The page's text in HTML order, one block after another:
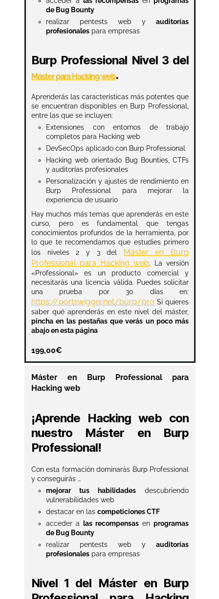
de Bug Bounty
realizar pentests web y auditorías
profesionales para empresas
Burp Professional Nivel 3 del
Máster para Hacking web.
Aprenderás las características más potentes que
se encuentran disponibles en Burp Professional,
entre las que se incluyen:
Extensiones con entornos de trabajo
completos para Hacking web
DevSecOps aplicado con Burp Professional
Hacking web orientado Bug Bounties, CTFs
y auditorías profesionales
Personalización y ajustes de rendimiento en
Burp Professional para mejorar la
experiencia de usuario
Hay muchos más temas que aprenderás en este
curso, pero es fundamental que tengas
conocimientos profundos de la herramienta, por
lo que te recomendamos que estudies primero
los niveles 2 y 3 del
Máster en Burp
Professional para Hacking web. La versión
«Professional» es un producto comercial y
necesitarás una licencia válida. Puedes solicitar
una prueba por 30 días en:
https://portswigger.net/burp/pro Si quieres
saber qué aprenderás en este nivel del máster,
pincha en las pestañas que verás un poco más
abajo en esta página
199,00€
Máster en Burp Professional para
Hacking web
¡Aprende Hacking web con
nuestro Máster en Burp
Professional!
Con esta formación dominarás Burp Professional
y conseguirás …
mejorar tus habilidades descubriendo
vulnerabilidades web
destacar en las competiciones CTF
acceder a las recompensas en programas
de Bug Bounty
realizar pentests web y auditorías
profesionales para empresas
Nivel 1 del Máster en Burp